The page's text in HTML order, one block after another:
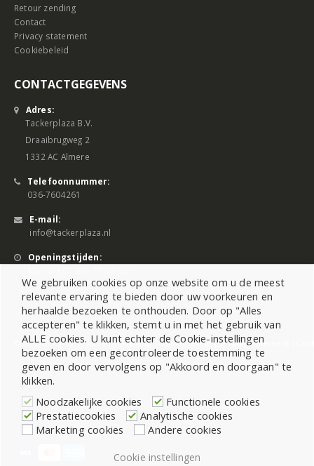
Retour zending
Contact
Privacy statement
Cookiebeleid
CONTACTGEGEVENS
Adres:
Tackerplaza B.V.
Draaibrugweg 2
1332 AC Almere
Telefoonnummer:
036-7604261
E-mail:
info@tackerplaza.nl
Openingstijden:
©2026 All Rights Reserved |Sitemap|Cookiebeleid|Privacy Statement
We gebruiken cookies op onze website om u de meest
relevante ervaring te bieden door uw voorkeuren en
herhaalde bezoeken te onthouden. Door op "Alles
accepteren" te klikken, stemt u in met het gebruik van
ALLE cookies. U kunt echter de Cookie-instellingen
bezoeken om een gecontroleerde toestemming te
geven en door vervolgens op "Akkoord en doorgaan" te
klikken.
Noodzakelijke cookies
Functionele cookies
Prestatiecookies
Analytische cookies
Marketing cookies
Andere cookies
Cookie instellingen